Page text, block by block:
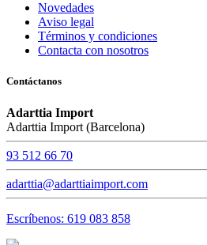
Novedades
Aviso legal
Términos y condiciones
Contacta con nosotros
Contáctanos
Adarttia Import
Adarttia Import (Barcelona)
93 512 66 70
adarttia@adarttiaimport.com
Escríbenos: 619 083 858